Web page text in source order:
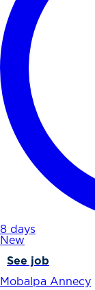
8 days
New
See job
Mobalpa Annecy